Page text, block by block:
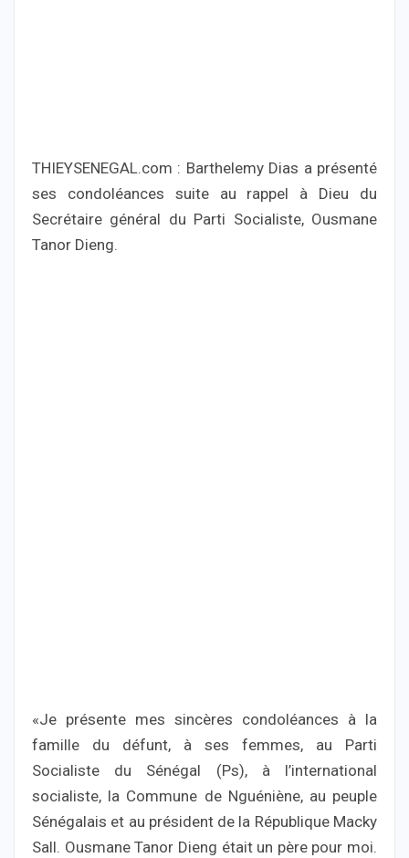
THIEYSENEGAL.com : Barthelemy Dias a présenté
ses condoléances suite au rappel à Dieu du
Secrétaire général du Parti Socialiste, Ousmane
Tanor Dieng.
«Je présente mes sincères condoléances à la
famille du défunt, à ses femmes, au Parti
Socialiste du Sénégal (Ps), à l’international
socialiste, la Commune de Nguéniène, au peuple
Sénégalais et au président de la République Macky
Sall. Ousmane Tanor Dieng était un père pour moi.